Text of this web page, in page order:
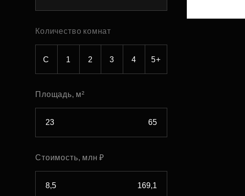
Рефинансирование
Количество комнат
С 1 2 3 4 5+
Площадь, м²
Стоимость, млн ₽